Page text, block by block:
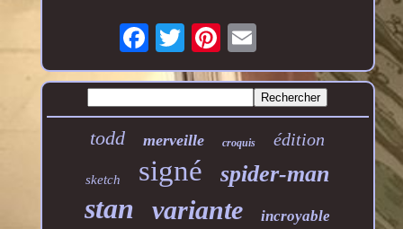
todd merveille croquis édition
sketch signé spider-man
stan variante incroyable